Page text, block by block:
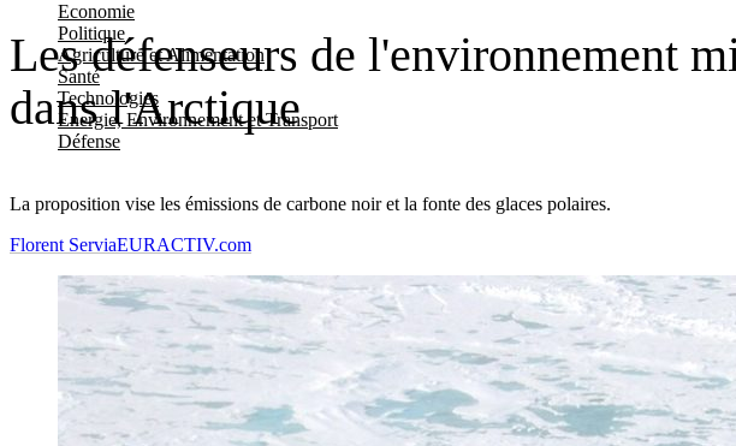
Economie
Politique
Agriculture et Alimentation
Santé
Technologies
Energie, Environnement et Transport
Défense
Les défenseurs de l'environnement
dans l'Arctique
La proposition vise les émissions de carbone noir et la fonte des glaces polaires.
Florent ServiaEURACTIV.com